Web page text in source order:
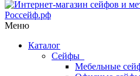
Меню
Каталог
Сейфы
Мебельные